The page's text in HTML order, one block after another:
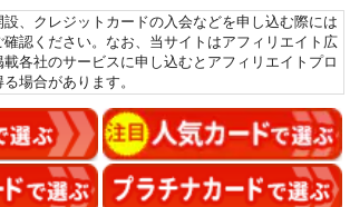
、クレジットカードの入会などを申し込む際には
認ください。なお、当サイトはアフィリエイト広
各社のサービスに申し込むとアフィリエイトプロ
場合があります。